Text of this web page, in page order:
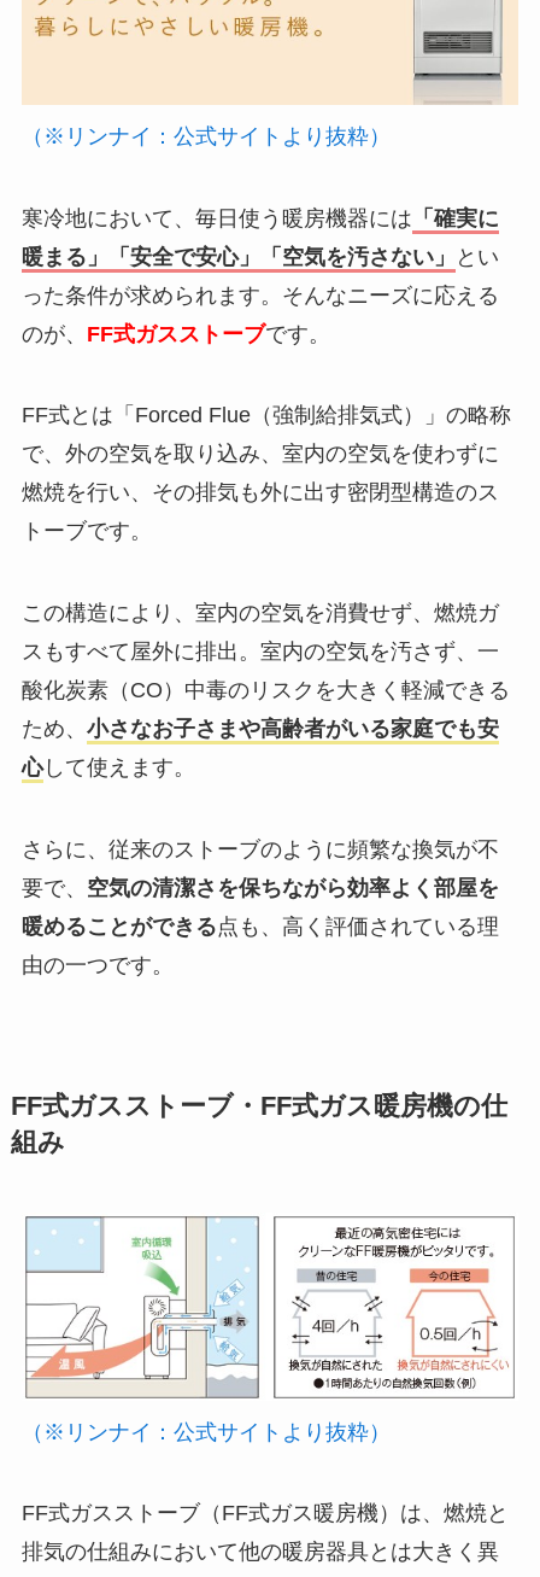
（※リンナイ：公式サイトより抜粋）
寒冷地において、毎日使う暖房機器には 「確実に
暖まる」「安全で安心」「空気を汚さない」
とい
った条件が求められます。そんなニーズに応える
のが、 FF式ガスストーブです。
FF式とは「Forced Flue（強制給排気式）」の略称
で、外の空気を取り込み、室内の空気を使わずに
燃焼を行い、その排気も外に出す密閉型構造のス
トーブです。
この構造により、室内の空気を消費せず、燃焼ガ
スもすべて屋外に排出。室内の空気を汚さず、一
酸化炭素（CO）中毒のリスクを大きく軽減できる
ため、 小さなお子さまや高齢者がいる家庭でも安
心して使えます。
さらに、従来のストーブのように頻繁な換気が不
要で、 空気の清潔さを保ちながら効率よく部屋を
暖めることができる点も、高く評価されている理
由の一つです。
FF式ガスストーブ・FF式ガス暖房機の仕
組み
（※リンナイ：公式サイトより抜粋）
FF式ガスストーブ（FF式ガス暖房機）は、燃焼と
排気の仕組みにおいて他の暖房器具とは大きく異